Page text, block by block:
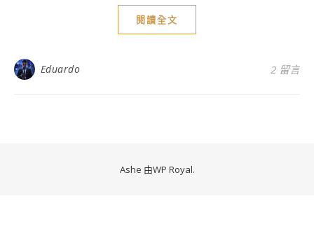
閱讀全文
Eduardo 2 留言
Ashe 由WP Royal.